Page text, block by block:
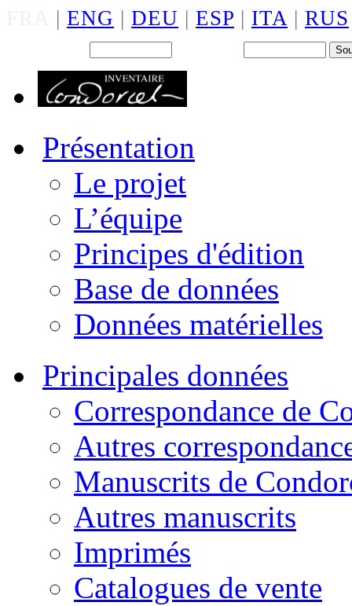
| ENG | DEU | ESP | ITA | RUS
Présentation
Le projet
L’équipe
Principes d'édition
Base de données
Données matérielles
Principales données
Correspondance de
Autres
Manuscrits de
Autres manuscrits
Imprimés
Catalogues de vente